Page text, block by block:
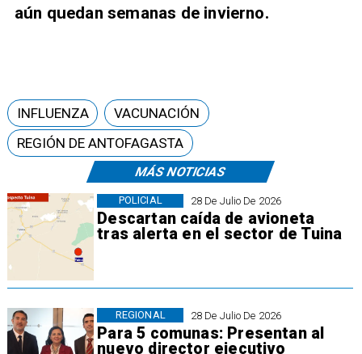
aún quedan semanas de invierno.
MÁS NOTICIAS
28 De Julio De 2026
Descartan caída de avioneta
tras alerta en el sector de Tuina
POLICIAL
28 De Julio De 2026
Para 5 comunas: Presentan al
nuevo director ejecutivo
REGIONAL
INFLUENZA
VACUNACIÓN
REGIÓN DE ANTOFAGASTA